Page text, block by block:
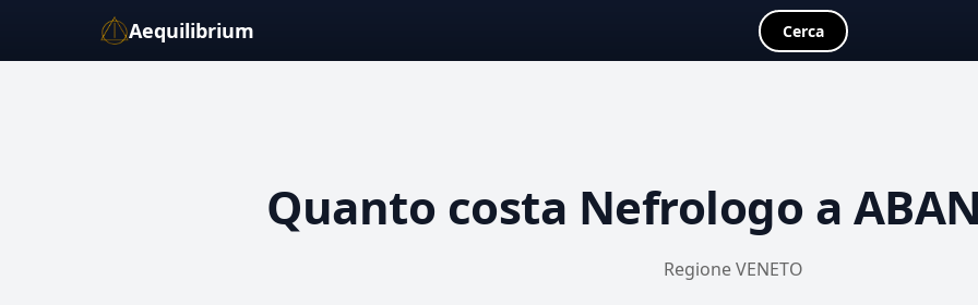
Aequilibrium Cerca
Quanto costa Nefrologo a
Regione VENETO